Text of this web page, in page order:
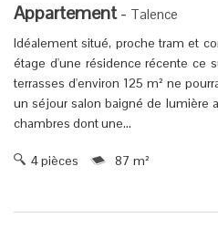
Appartement- Talence
Idéalement situé, proche tram et
étage d'une résidence récente ce
terrasses d'environ 125 m² ne
un séjour salon baigné de lumière
chambres dont une...
4 pièces
87 m²